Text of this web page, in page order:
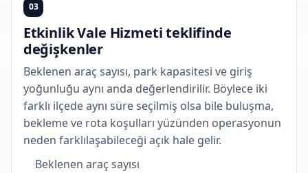
03
Etkinlik Vale Hizmeti teklifinde
değişkenler
Beklenen araç sayısı, park kapasitesi ve giriş
yoğunluğu aynı anda değerlendirilir. Böylece iki
farklı ilçede aynı süre seçilmiş olsa bile buluşma,
bekleme ve rota koşulları yüzünden operasyonun
neden farklılaşabileceği açık hale gelir.
Beklenen araç sayısı